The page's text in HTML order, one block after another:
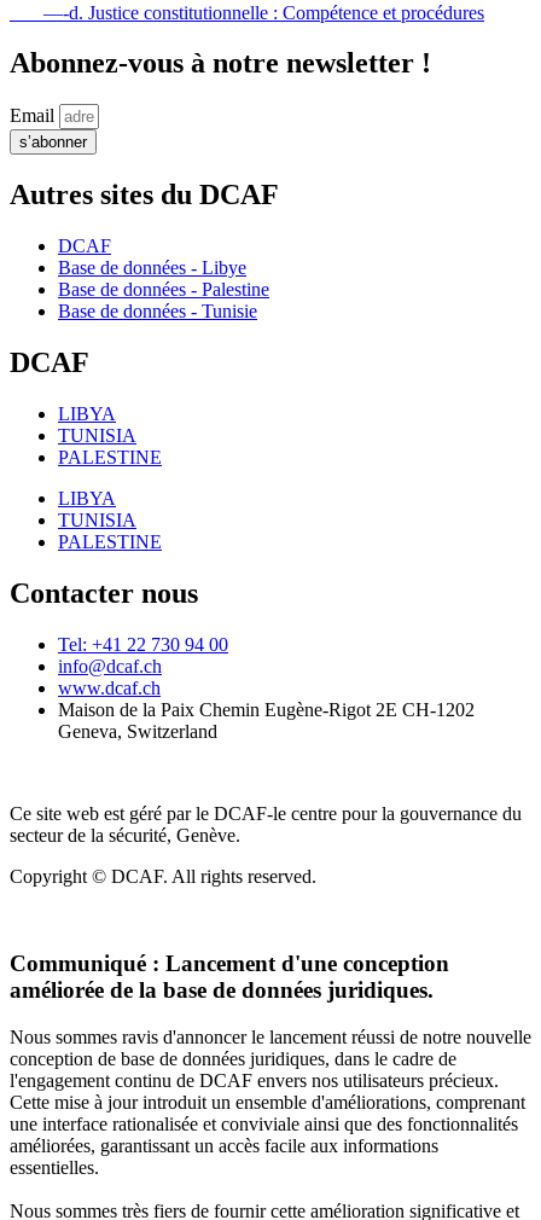
—-d. Justice constitutionnelle : Compétence et procédures
Abonnez-vous à notre newsletter !
Email
s’abonner
Autres sites du DCAF
DCAF
Base de données - Libye
Base de données - Palestine
Base de données - Tunisie
DCAF
LIBYA
TUNISIA
PALESTINE
LIBYA
TUNISIA
PALESTINE
Contacter nous
Tel: +41 22 730 94 00
info@dcaf.ch
www.dcaf.ch
Maison de la Paix Chemin Eugène-Rigot 2E CH-1202
Geneva, Switzerland
Ce site web est géré par le DCAF-le centre pour la gouvernance du
secteur de la sécurité, Genève.
Copyright © DCAF. All rights reserved.
Communiqué : Lancement d'une conception
améliorée de la base de données juridiques.
Nous sommes ravis d'annoncer le lancement réussi de notre nouvelle
conception de base de données juridiques, dans le cadre de
l'engagement continu de DCAF envers nos utilisateurs précieux.
Cette mise à jour introduit un ensemble d'améliorations, comprenant
une interface rationalisée et conviviale ainsi que des fonctionnalités
améliorées, garantissant un accès facile aux informations
essentielles.
Nous sommes très fiers de fournir cette amélioration significative et